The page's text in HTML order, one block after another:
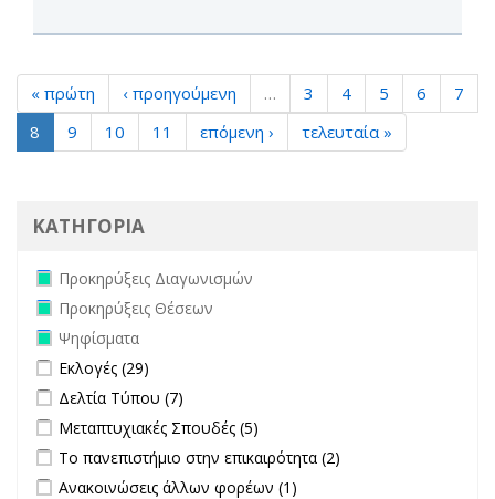
« πρώτη ‹ προηγούμενη … 3 4 5 6
7
8
9 10 11 επόμενη › τελευταία »
ΚΑΤΗΓΟΡΙΑ
Remove Προκηρύξεις Διαγωνισμών filter
Προκηρύξεις Διαγωνισμών
Remove Προκηρύξεις Θέσεων filter
Προκηρύξεις Θέσεων
Remove Ψηφίσματα filter
Ψηφίσματα
Apply Εκλογές filter
Εκλογές (29)
Apply Δελτία Τύπου filter
Δελτία Τύπου (7)
Apply Μεταπτυχιακές Σπουδές filter
Μεταπτυχιακές Σπουδές (5)
Apply Το πανεπιστήμιο στην επικαιρότητα filter
Το πανεπιστήμιο στην επικαιρότητα (2)
Apply Ανακοινώσεις άλλων φορέων filter
Ανακοινώσεις άλλων φορέων (1)